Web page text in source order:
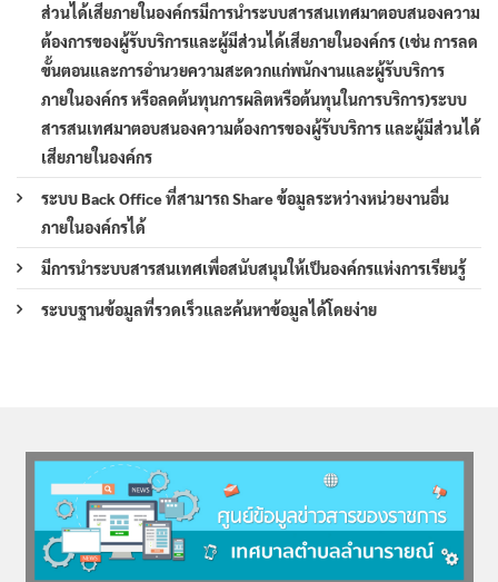
ส่วนได้เสียภายในองค์กรมีการนำระบบสารสนเทศมาตอบสนองความ
ต้องการของผู้รับบริการและผู้มีส่วนได้เสียภายในองค์กร (เช่น การลด
ขั้นตอนและการอำนวยความสะดวกแก่พนักงานและผู้รับบริการ
ภายในองค์กร หรือลดต้นทุนการผลิตหรือต้นทุนในการบริการ)ระบบ
สารสนเทศมาตอบสนองความต้องการของผู้รับบริการ และผู้มีส่วนได้
เสียภายในองค์กร
ระบบ Back Office ที่สามารถ Share ข้อมูลระหว่างหน่วยงานอื่น
ภายในองค์กรได้
มีการนำระบบสารสนเทศเพื่อสนับสนุนให้เป็นองค์กรแห่งการเรียนรู้
ระบบฐานข้อมูลที่รวดเร็วและค้นหาข้อมูลได้โดยง่าย